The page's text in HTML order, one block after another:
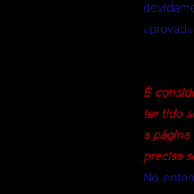
É
ter tido
a página
precisa
No